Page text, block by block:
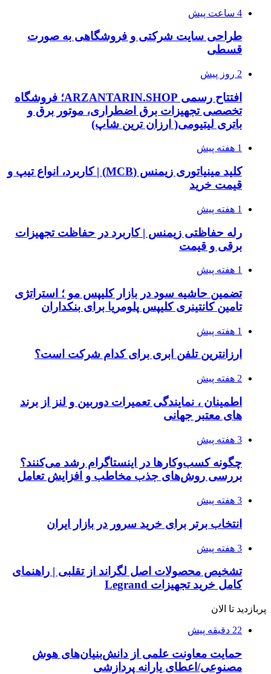
4 ساعت پیش
طراحی سایت شرکتی و فروشگاهی به صورت
قسطی
2 روز پیش
افتتاح رسمی ARZANTARIN.SHOP؛ فروشگاه
تخصصی تجهیزات برق اضطراری، موتور برق و
باتری لیتیومی( ارزان ترین شاپ)
1 هفته پیش
کلید مینیاتوری زیمنس (MCB) | کاربرد، انواع تیپ و
قیمت خرید
1 هفته پیش
رله حفاظتی زیمنس | کاربرد در حفاظت تجهیزات
برقی و قیمت
1 هفته پیش
تضمین حاشیه سود در بازار کلیپس مو ؛ استراتژی
تامین کانتینری کلیپس پلومریا برای بنکداران
1 هفته پیش
ارزانترین تلفن ابری برای کدام شرکت است؟
2 هفته پیش
اطمینان ، نمایندگی تعمیرات دوربین و لنز از برند
های معتبر جهانی
3 هفته پیش
چگونه کسب‌وکارها در اینستاگرام رشد می‌کنند؟
بررسی روش‌های جذب مخاطب و افزایش تعامل
3 هفته پیش
انتخاب برتر برای خرید سرور در بازار ایران
3 هفته پیش
تشخیص محصولات اصل لگراند از تقلبی | راهنمای
کامل خرید تجهیزات Legrand
پربازدید تا الان
22 دقیقه پیش
حمایت معاونت علمی از دانش‌بنیان‌های هوش
مصنوعی/اعطای یارانه پردازشی